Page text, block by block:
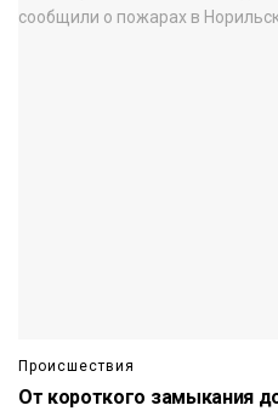
Происшествия
От короткого замыкания